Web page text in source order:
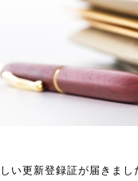
い更新登録証が届きまし